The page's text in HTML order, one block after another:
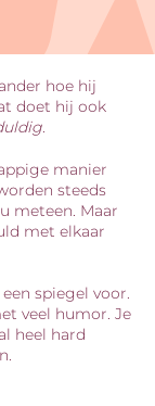
hoe hij
doet hij ook
.
manier
steeds
meteen. Maar
met elkaar
spiegel voor.
veel humor. Je
heel hard